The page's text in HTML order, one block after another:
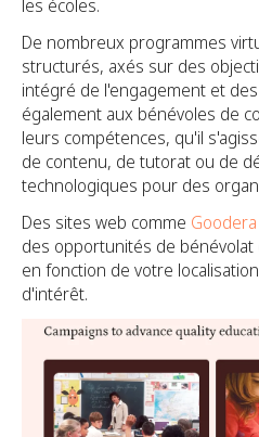
les écoles.
De nombreux programmes
structurés, axés sur des
intégré de l'engagement et
également aux bénévoles de
leurs compétences, qu'il
de contenu, de tutorat ou de
technologiques pour des
Des sites web comme Goodera
des opportunités de bénévolat
en fonction de votre
d'intérêt.